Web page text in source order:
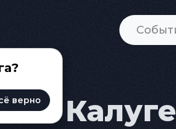
вернов Калуге